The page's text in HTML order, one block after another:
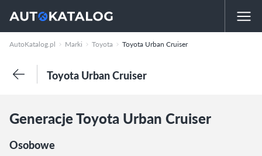
AutoKatalog.pl Marki Toyota Toyota Urban Cruiser
Toyota Urban Cruiser
Generacje Toyota Urban Cruiser
Osobowe